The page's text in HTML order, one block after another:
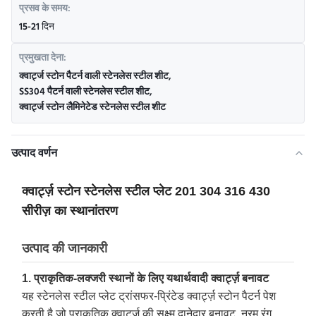
प्रसव के समय:
15-21 दिन
प्रमुखता देना:
क्वार्ट्ज स्टोन पैटर्न वाली स्टेनलेस स्टील शीट,
SS304 पैटर्न वाली स्टेनलेस स्टील शीट,
क्वार्ट्ज स्टोन लैमिनेटेड स्टेनलेस स्टील शीट
उत्पाद वर्णन
क्वार्ट्ज़ स्टोन स्टेनलेस स्टील प्लेट 201 304 316 430
सीरीज़ का स्थानांतरण
उत्पाद की जानकारी
1. प्राकृतिक-लक्जरी स्थानों के लिए यथार्थवादी क्वार्ट्ज़ बनावट
यह स्टेनलेस स्टील प्लेट ट्रांसफर-प्रिंटेड क्वार्ट्ज़ स्टोन पैटर्न पेश
करती है जो प्राकृतिक क्वार्ट्ज़ की सूक्ष्म दानेदार बनावट, नरम रंग